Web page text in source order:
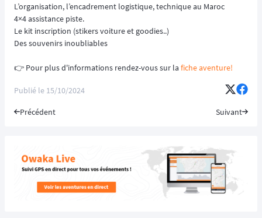
L’organisation, l’encadrement logistique, technique au Maroc
4×4 assistance piste.
Le kit inscription (stikers voiture et goodies..)
Des souvenirs inoubliables
👉️ Pour plus d'informations rendez-vous sur la fiche aventure!
Publié le 15/10/2024
Précédent Suivant